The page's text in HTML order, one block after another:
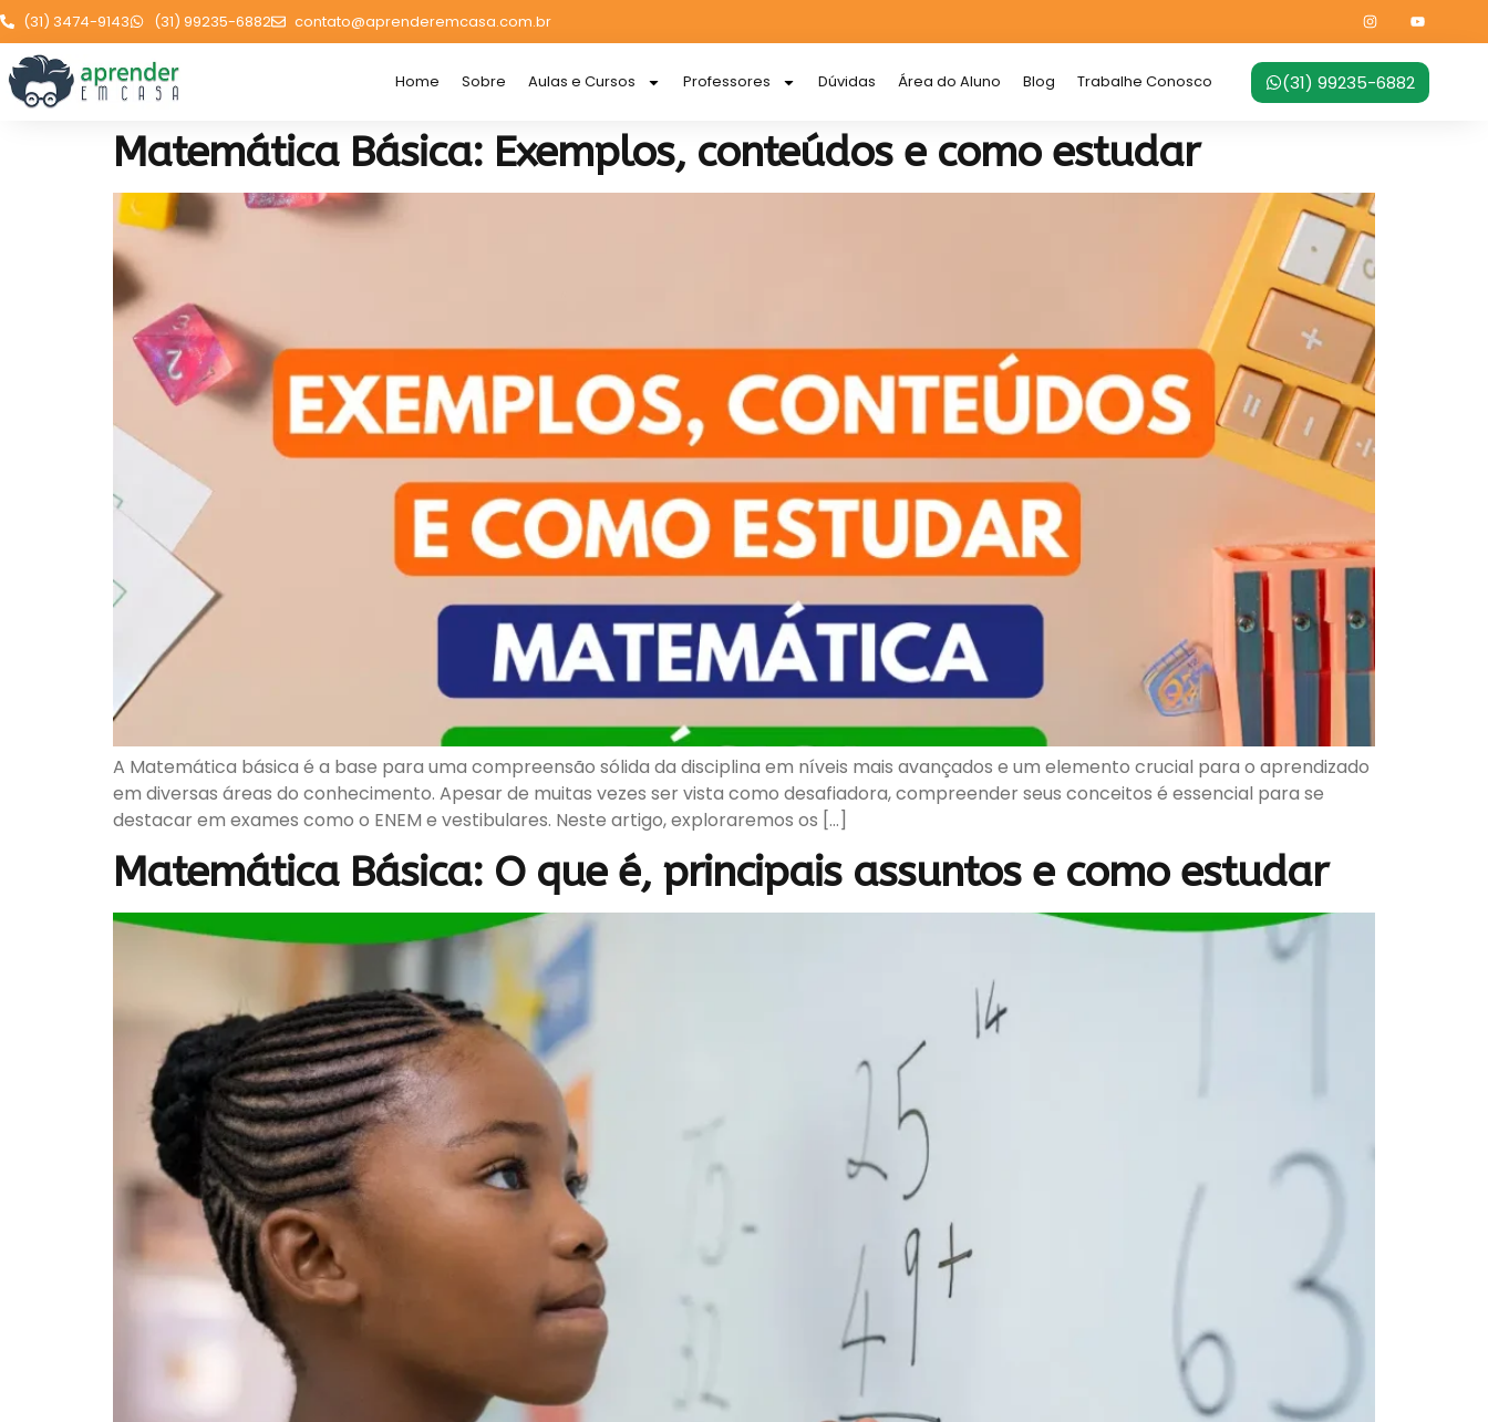
(31) 3474-9143 (31) 99235-6882 contato@aprenderemcasa.com.br
Home Sobre Aulas e Cursos Professores Dúvidas Área do Aluno Blog Trabalhe Conosco (31) 99235-6882
Matemática Básica: Exemplos, conteúdos e como estudar
A Matemática básica é a base para uma compreensão sólida da disciplina em níveis mais avançados e um elemento crucial para o aprendizado
em diversas áreas do conhecimento. Apesar de muitas vezes ser vista como desafiadora, compreender seus conceitos é essencial para se
destacar em exames como o ENEM e vestibulares. Neste artigo, exploraremos os […]
Matemática Básica: O que é, principais assuntos e como estudar